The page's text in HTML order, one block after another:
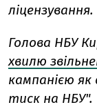
ліцензування.
Голова НБУ
хвилю
кампанією як
тиск на НБУ".